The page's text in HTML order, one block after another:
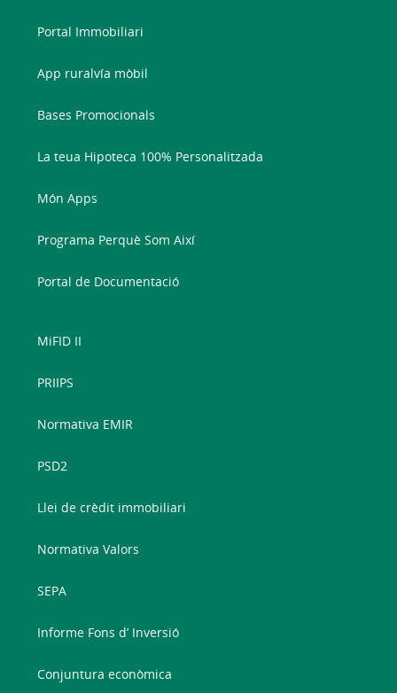
Portal Immobiliari
App ruralvía mòbil
Bases Promocionals
La teua Hipoteca 100% Personalitzada
Món Apps
Programa Perquè Som Així
Portal de Documentació
MiFID II
PRIIPS
Normativa EMIR
PSD2
Llei de crèdit immobiliari
Normativa Valors
SEPA
Informe Fons d’ Inversió
Conjuntura econòmica